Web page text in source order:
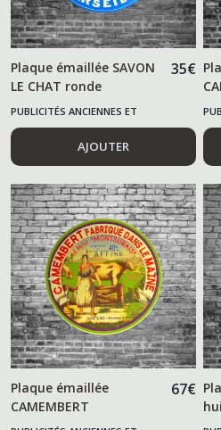
Plaque émaillée SAVON
LE CHAT ronde
35€
PUBLICITÉS ANCIENNES ET
ALIMENTAIRES
AJOUTER
Plaque émaillée
CAMEMBERT
Montsurais Mayenne
67€